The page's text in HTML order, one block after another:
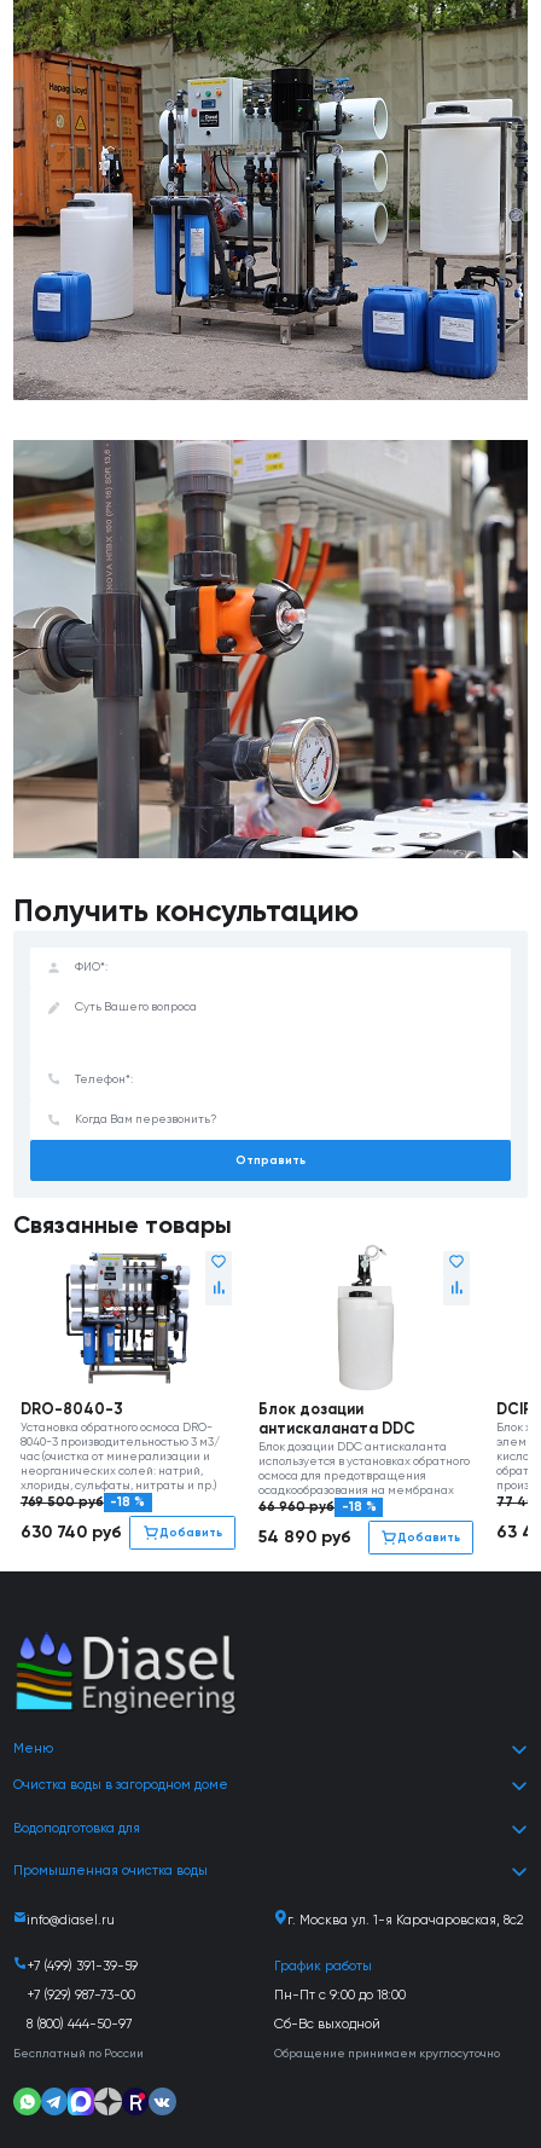
Получить консультацию
Отправить
Связанные товары
DRO-8040-3
Установка обратного осмоса DRO-
8040-3 производительностью 3 м3/
час (очистка от минерализации и
неорганических солей: натрий,
хлориды, сульфаты, нитраты и пр.)
769 500руб -18 %
630 740 руб Добавить
Блок дозации
антискаланата DDC
Блок дозации DDC антискаланта
используется в установках обратного
осмоса для предотвращения
осадкообразования на мембранах
66 960руб -18 %
54 890 руб Добавить
DCIP
Блок
77
63
Меню
Очистка воды в загородном доме
Водоподготовка для
Промышленная очистка воды
info@diasel.ru г. Москва ул. 1-я Карачаровская, 8с2
+7 (499) 391-39-59
+7 (929) 987-73-00
8 (800) 444-50-97
Бесплатный по России
График работы
Пн-Пт с 9:00 до 18:00
Сб-Вс выходной
Обращение принимаем круглосуточно